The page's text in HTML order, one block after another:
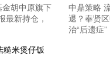
胡中原旗下
最新持仓，
中鼎策略
退？奉贤
治“后遗症”